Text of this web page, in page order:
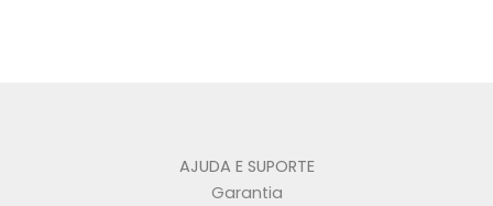
AJUDA E SUPORTE
Garantia